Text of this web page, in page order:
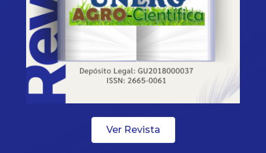
Ver Revista